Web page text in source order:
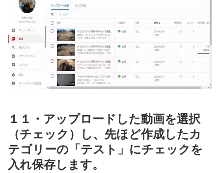
１１・アップロードした動画を選択
（チェック）し、先ほど作成したカ
テゴリーの「テスト」にチェックを
入れ保存します。